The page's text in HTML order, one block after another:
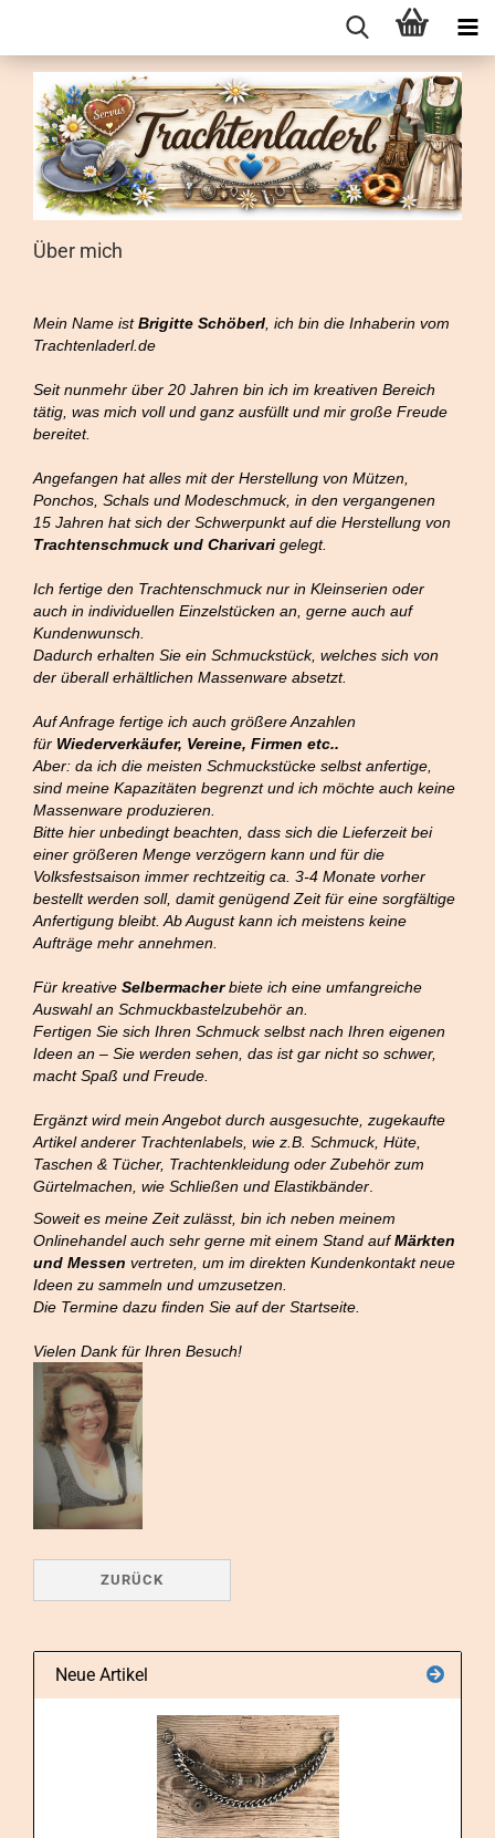
Über mich
Mein Name istBrigitte Schöberl , ich bin die Inhaberin vom
Trachtenladerl.de
Seit nunmehr über 20 Jahren bin ich im kreativen Bereich
tätig, was mich voll und ganz ausfüllt und mir große Freude
bereitet.
Angefangen hat alles mit der Herstellung von Mützen,
Ponchos, Schals und Modeschmuck, in den vergangenen
15 Jahren hat sich der Schwerpunkt auf die Herstellung von
Trachtenschmuck und Charivari gelegt.
Ich fertige den Trachtenschmuck nur in Kleinserien oder
auch in individuellen Einzelstücken an, gerne auch auf
Kundenwunsch.
Dadurch erhalten Sie ein Schmuckstück, welches sich von
der überall erhältlichen Massenware absetzt.
Auf Anfrage fertige ich auch größere Anzahlen
für Wiederverkäufer, Vereine, Firmen etc..
Aber: da ich die meisten Schmuckstücke selbst anfertige,
sind meine Kapazitäten begrenzt und ich möchte auch keine
Massenware produzieren.
Bitte hier unbedingt beachten, dass sich die Lieferzeit bei
einer größeren Menge verzögern kann und für die
Volksfestsaison immer rechtzeitig ca. 3-4 Monate vorher
bestellt werden soll, damit genügend Zeit für eine sorgfältige
Anfertigung bleibt. Ab August kann ich meistens keine
Aufträge mehr annehmen.
Für kreative Selbermacherbiete ich eine umfangreiche
Auswahl an Schmuckbastelzubehör an.
Fertigen Sie sich Ihren Schmuck selbst nach Ihren eigenen
Ideen an – Sie werden sehen, das ist gar nicht so schwer,
macht Spaß und Freude.
Ergänzt wird mein Angebot durch ausgesuchte, zugekaufte
Artikel anderer Trachtenlabels, wie z.B. Schmuck, Hüte,
Taschen & Tücher, Trachtenkleidung oder Zubehör zum
Gürtelmachen, wie Schließen und Elastikbänder
Soweit es meine Zeit zulässt, bin ich neben meinem
Onlinehandel auch sehr gerne mit einem Stand aufMärkten
und Messen vertreten, um im direkten Kundenkontakt neue
Ideen zu sammeln und umzusetzen.
Die Termine dazu finden Sie auf der Startseite.
Vielen Dank für Ihren Besuch!
ZURÜCK
Neue Artikel